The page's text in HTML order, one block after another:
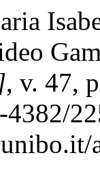
, v. 47,
4382/